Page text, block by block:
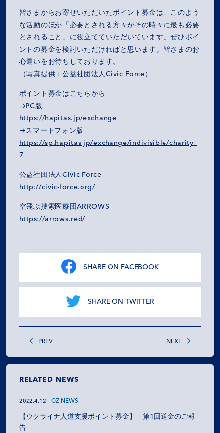
RECRUIT
NEWS
OZ MEDIA
PRIVACY POLICY CONTACT
皆さまからお寄せいただいたポイント募金は、このよう
な活動のほか「必要とされる方々がその時々に最も必要
とされること」に役立てていただいています。ぜひポイ
ントの募金を検討いただければと思います。皆さまのお
心遣いをお待ちしております。
（写真提供：公益社団法人Civic Force）
ポイント募金はこちらから
→PC版
https://hapitas.jp/exchange
→スマートフォン版
https://sp.hapitas.jp/exchange/indivisible/charity_
7
公益社団法人Civic Force
http://civic-force.org/
空飛ぶ捜索医療団ARROWS
https://arrows.red/
SHARE ON FACEBOOK
SHARE ON TWITTER
PREV NEXT
RELATED NEWS
2022.4.12 OZ NEWS
【ウクライナ人道支援ポイント募金】 第1回送金のご報
告